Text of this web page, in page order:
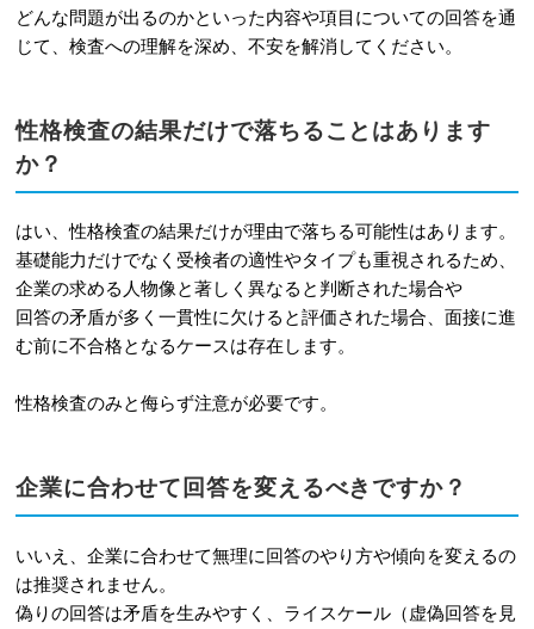
どんな問題が出るのかといった内容や項目についての回答を通
じて、検査への理解を深め、不安を解消してください。
性格検査の結果だけで落ちることはあります
か？
はい、性格検査の結果だけが理由で落ちる可能性はあります。
基礎能力だけでなく受検者の適性やタイプも重視されるため、
企業の求める人物像と著しく異なると判断された場合や
回答の矛盾が多く一貫性に欠けると評価された場合、面接に進
む前に不合格となるケースは存在します。
性格検査のみと侮らず注意が必要です。
企業に合わせて回答を変えるべきですか？
いいえ、企業に合わせて無理に回答のやり方や傾向を変えるの
は推奨されません。
偽りの回答は矛盾を生みやすく、ライスケール（虚偽回答を見